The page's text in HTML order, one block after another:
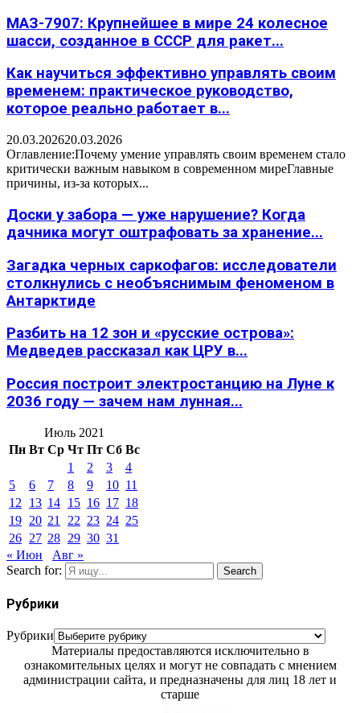
МАЗ-7907: Крупнейшее в мире 24 колесное
шасси, созданное в СССР для ракет...
Как научиться эффективно управлять своим
временем: практическое руководство,
которое реально работает в...
20.03.202620.03.2026
Оглавление:Почему умение управлять своим временем стало
критически важным навыком в современном миреГлавные
причины, из-за которых...
Доски у забора — уже нарушение? Когда
дачника могут оштрафовать за хранение...
Загадка черных саркофагов: исследователи
столкнулись с необъяснимым феноменом в
Антарктиде
Разбить на 12 зон и «русские острова»:
Медведев рассказал как ЦРУ в...
Россия построит электростанцию на Луне к
2036 году — зачем нам лунная...
Июль 2021
Пн Вт Ср Чт Пт Сб Вс
1
2 3
4
5
6 7 8 9 10 11
12
13 14 15 16 17 18
19 20 21 22 23 24 25
26 27 28 29 30 31
« Июн
Авг »
Search for:
Search
Рубрики
Рубрики
Материалы предоставляются исключительно в
ознакомительных целях и могут не совпадать с мнением
администрации сайта, и предназначены для лиц 18 лет и
старше